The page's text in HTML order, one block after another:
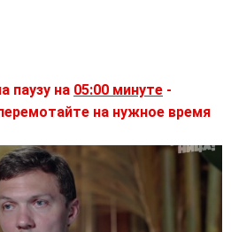
паузу на 05:00 минуте -
на нужное время